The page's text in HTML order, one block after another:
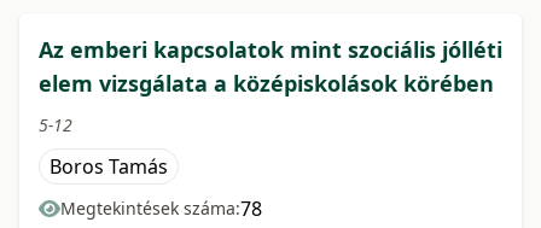
Az emberi kapcsolatok mint szociális jólléti
elem vizsgálata a középiskolások körében
5-12
Boros Tamás
Megtekintések száma:78